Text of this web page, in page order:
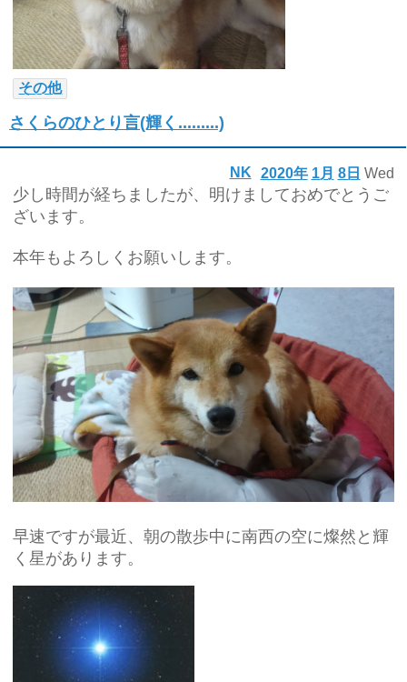
その他
さくらのひとり言(輝く.........)
2020年 1月 8日 Wed
NK
少し時間が経ちましたが、明けましておめでとうご
ざいます。
本年もよろしくお願いします。
早速ですが最近、朝の散歩中に南西の空に燦然と輝
く星があります。